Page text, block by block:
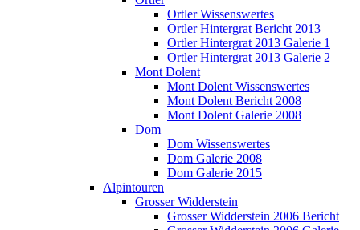
Ortler Wissenswertes
Ortler Hintergrat Bericht 2013
Ortler Hintergrat 2013 Galerie 1
Ortler Hintergrat 2013 Galerie 2
Mont Dolent
Mont Dolent Wissenswertes
Mont Dolent Bericht 2008
Mont Dolent Galerie 2008
Dom
Dom Wissenswertes
Dom Galerie 2008
Dom Galerie 2015
Alpintouren
Grosser Widderstein
Grosser Widderstein 2006 Bericht